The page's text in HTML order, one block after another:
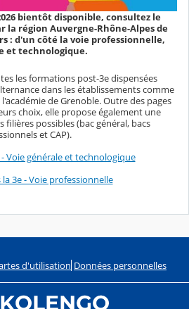
bientôt disponible, consultez le
la région Auvergne-Rhône-Alpes de
: d'un côté la voie professionnelle,
et technologique.
les formations post-3e dispensées
dans les établissements comme
de Grenoble. Outre des pages
choix, elle propose également une
possibles (bac général, bacs
et CAP).
Voie générale et technologique
3e - Voie professionnelle
d'utilisation Données personnelles